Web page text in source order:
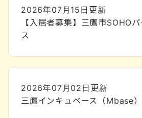
2026年07月15日 更新
【入居者募集】三鷹市SOHO
ス
2026年07月02日 更新
三鷹インキュベース（Mbase